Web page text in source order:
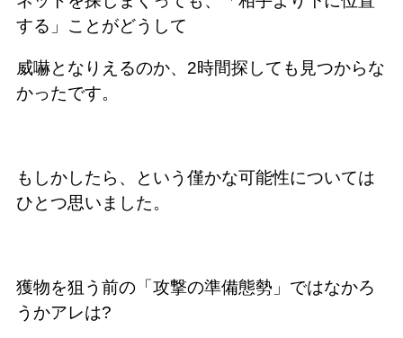
する」ことがどうして
威嚇となりえるのか、2時間探しても見つからな
かったです。
もしかしたら、という僅かな可能性については
ひとつ思いました。
獲物を狙う前の「攻撃の準備態勢」ではなかろ
うかアレは?